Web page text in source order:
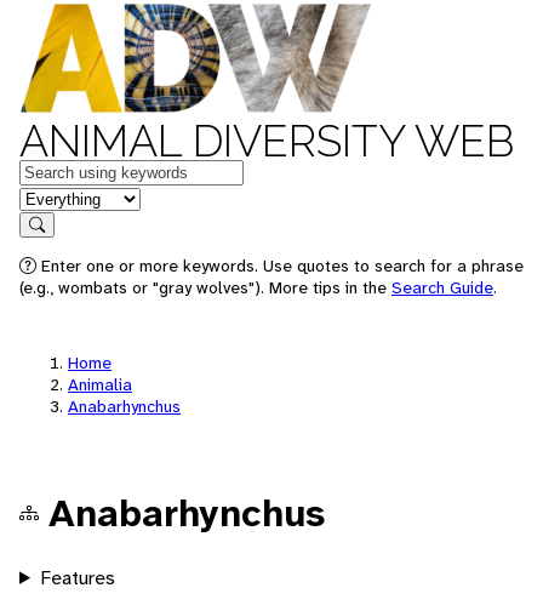
ANIMAL DIVERSITY WEB
Keywords
in feature
Search
Enter one or more keywords. Use quotes to search for a phrase
(e.g., wombats or "gray wolves"). More tips in the Search Guide.
Home
Animalia
Anabarhynchus
Anabarhynchus
Features